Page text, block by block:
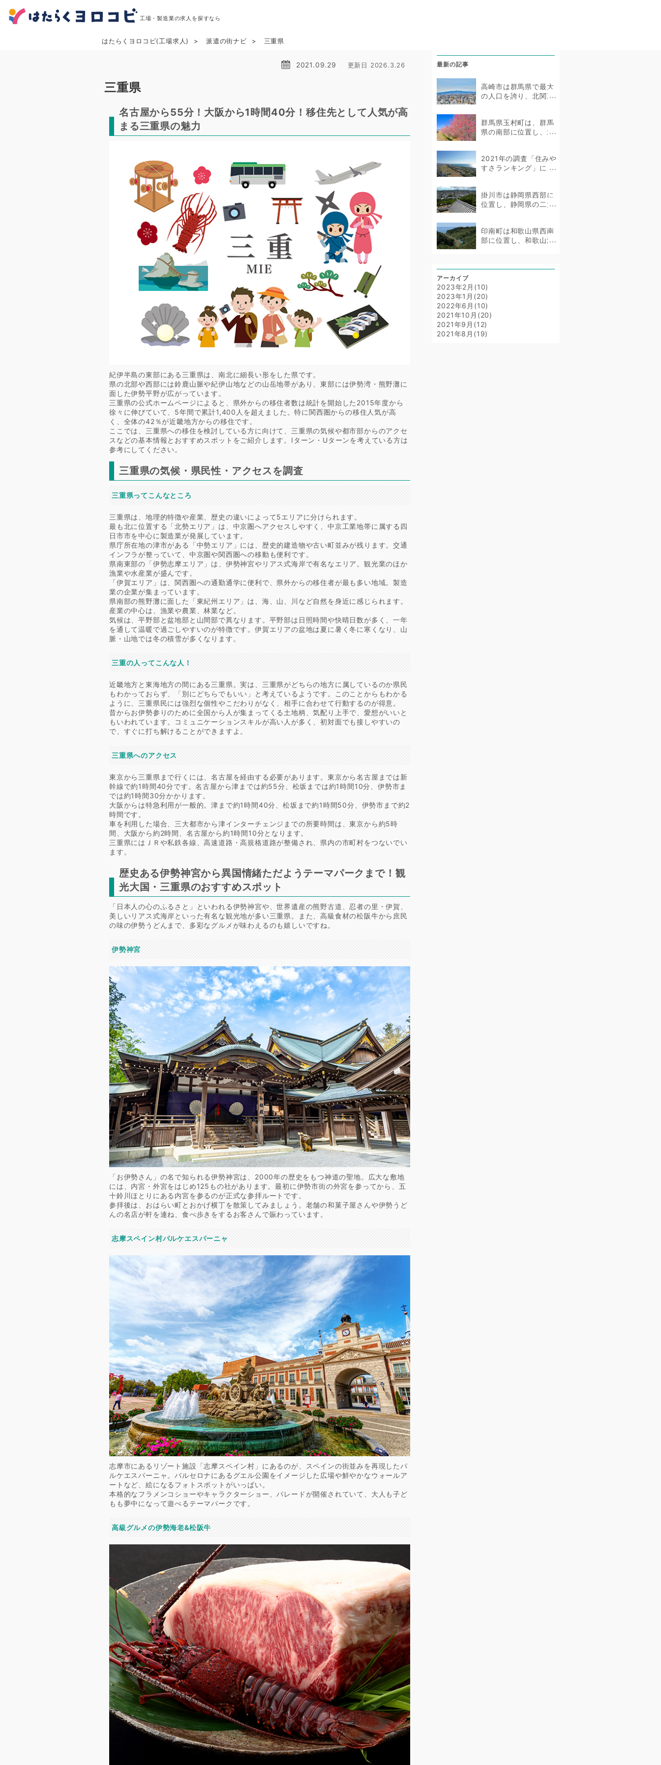
工場・製造業の求人を探すなら
はたらくヨロコビ(工場求人) 派遣の街ナビ 三重県
2021.09.29 更新日 2026.3.26
三重県
名古屋から55分！大阪から1時間40分！移住先として人気が高
まる三重県の魅力
紀伊半島の東部にある三重県は、南北に細長い形をした県です。
県の北部や西部には鈴鹿山脈や紀伊山地などの山岳地帯があり、東部には伊勢湾・熊野灘に
面した伊勢平野が広がっています。
三重県の公式ホームページによると、県外からの移住者数は統計を開始した2015年度から
徐々に伸びていて、5年間で累計1,400人を超えました。特に関西圏からの移住人気が高
く、全体の42％が近畿地方からの移住です。
ここでは、三重県への移住を検討している方に向けて、三重県の気候や都市部からのアクセ
スなどの基本情報とおすすめスポットをご紹介します。Iターン・Uターンを考えている方は
参考にしてください。
三重県の気候・県民性・アクセスを調査
三重県ってこんなところ
三重県は、地理的特徴や産業、歴史の違いによって5エリアに分けられます。
最も北に位置する「北勢エリア」は、中京圏へアクセスしやすく、中京工業地帯に属する四
日市市を中心に製造業が発展しています。
県庁所在地の津市がある「中勢エリア」には、歴史的建造物や古い町並みが残ります。交通
インフラが整っていて、中京圏や関西圏への移動も便利です。
県南東部の「伊勢志摩エリア」は、伊勢神宮やリアス式海岸で有名なエリア。観光業のほか
漁業や水産業が盛んです。
「伊賀エリア」は、関西圏への通勤通学に便利で、県外からの移住者が最も多い地域。製造
業の企業が集まっています。
県南部の熊野灘に面した「東紀州エリア」は、海、山、川など自然を身近に感じられます。
産業の中心は、漁業や農業、林業など。
気候は、平野部と盆地部と山間部で異なります。平野部は日照時間や快晴日数が多く、一年
を通して温暖で過ごしやすいのが特徴です。伊賀エリアの盆地は夏に暑く冬に寒くなり、山
脈・山地では冬の積雪が多くなります。
三重の人ってこんな人！
近畿地方と東海地方の間にある三重県。実は、三重県がどちらの地方に属しているのか県民
もわかっておらず、「別にどちらでもいい」と考えているようです。このことからもわかる
ように、三重県民には強烈な個性やこだわりがなく、相手に合わせて行動するのが得意。
昔からお伊勢参りのために全国から人が集まってくる土地柄、気配り上手で、愛想がいいと
もいわれています。コミュニケーションスキルが高い人が多く、初対面でも接しやすいの
で、すぐに打ち解けることができますよ。
三重県へのアクセス
東京から三重県まで行くには、名古屋を経由する必要があります。東京から名古屋までは新
幹線で約1時間40分です。名古屋から津までは約55分、松坂までは約1時間10分、伊勢市ま
では約1時間30分かかります。
大阪からは特急利用が一般的。津まで約1時間40分、松坂まで約1時間50分、伊勢市まで約2
時間です。
車を利用した場合、三大都市から津インターチェンジまでの所要時間は、東京から約5時
間、大阪から約2時間、名古屋から約1時間10分となります。
三重県にはＪＲや私鉄各線、高速道路・高規格道路が整備され、県内の市町村をつないでい
ます。
歴史ある伊勢神宮から異国情緒ただようテーマパークまで！観
光大国・三重県のおすすめスポット
「日本人の心のふるさと」といわれる伊勢神宮や、世界遺産の熊野古道、忍者の里・伊賀、
美しいリアス式海岸といった有名な観光地が多い三重県。また、高級食材の松阪牛から庶民
の味の伊勢うどんまで、多彩なグルメが味わえるのも嬉しいですね。
伊勢神宮
「お伊勢さん」の名で知られる伊勢神宮は、2000年の歴史をもつ神道の聖地。広大な敷地
には、内宮・外宮をはじめ125もの社があります。最初に伊勢市街の外宮を参ってから、五
十鈴川ほとりにある内宮を参るのが正式な参拝ルートです。
参拝後は、おはらい町とおかげ横丁を散策してみましょう。老舗の和菓子屋さんや伊勢うど
んの名店が軒を連ね、食べ歩きをするお客さんで賑わっています。
志摩スペイン村パルケエスパーニャ
志摩市にあるリゾート施設「志摩スペイン村」にあるのが、スペインの街並みを再現したパ
ルケエスパーニャ。バルセロナにあるグエル公園をイメージした広場や鮮やかなウォールア
ートなど、絵になるフォトスポットがいっぱい。
本格的なフラメンコショーやキャラクターショー、パレードが開催されていて、大人も子ど
もも夢中になって遊べるテーマパークです。
高級グルメの伊勢海老&松阪牛
最新の記事
高崎市は群馬県で最大
の人口を誇り、北関東
群馬県玉村町は、群馬
県の南部に位置し、北
2021年の調査「住みや
すさランキング」によ
掛川市は静岡県西部に
位置し、静岡県の二大
印南町は和歌山県西南
部に位置し、和歌山湾
アーカイブ
2023年2月(10)
2023年1月(20)
2022年6月(10)
2021年10月(20)
2021年9月(12)
2021年8月(19)